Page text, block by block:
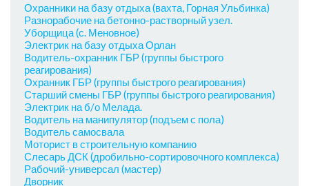
Охранники на базу отдыха (вахта, Горная Ульбинка)
Разнорабочие на бетонно-растворный узел.
Уборщица (с. Меновное)
Электрик на базу отдыха Орлан
Водитель-охранник ГБР (группы быстрого
реагирования)
Охранник ГБР (группы быстрого реагирования)
Старший смены ГБР (группы быстрого реагирования)
Электрик на б/о Мелада.
Водитель на манипулятор (подъем с пола)
Водитель самосвала
Моторист в строительную компанию
Слесарь ДСК (дробильно-сортировочного комплекса)
Рабочий-универсал (мастер)
Дворник